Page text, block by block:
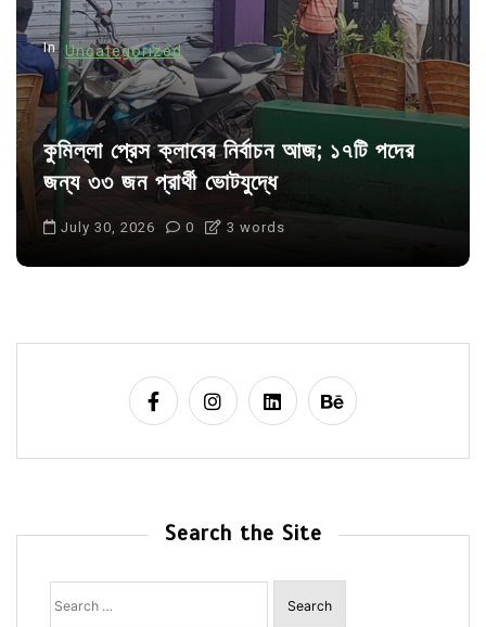
n
In Uncategorized
কুমিল্লা প্রেস ক্লাবের নির্বাচন আজ; ১৭টি পদের
জন্য ৩৩ জন প্রার্থী ভোটযুদ্ধে
July 30, 2026 0 3 words
Search the Site
Search
for: